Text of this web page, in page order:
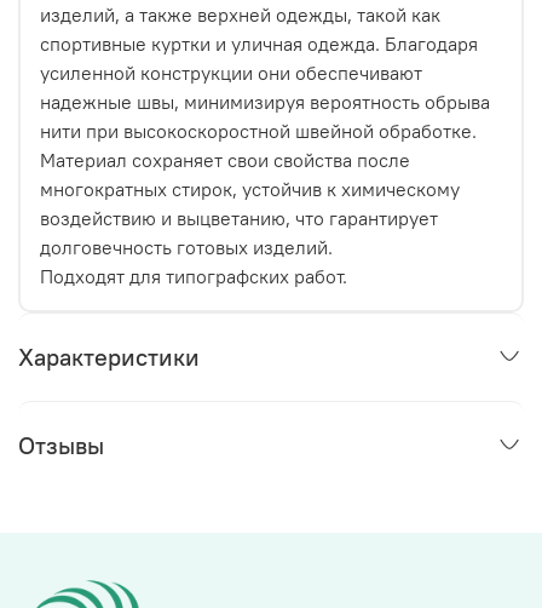
изделий, а также верхней одежды, такой как
спортивные куртки и уличная одежда. Благодаря
усиленной конструкции они обеспечивают
надежные швы, минимизируя вероятность обрыва
нити при высокоскоростной швейной обработке.
Материал сохраняет свои свойства после
многократных стирок, устойчив к химическому
воздействию и выцветанию, что гарантирует
долговечность готовых изделий.
Подходят для типографских работ.
Характеристики
Отзывы